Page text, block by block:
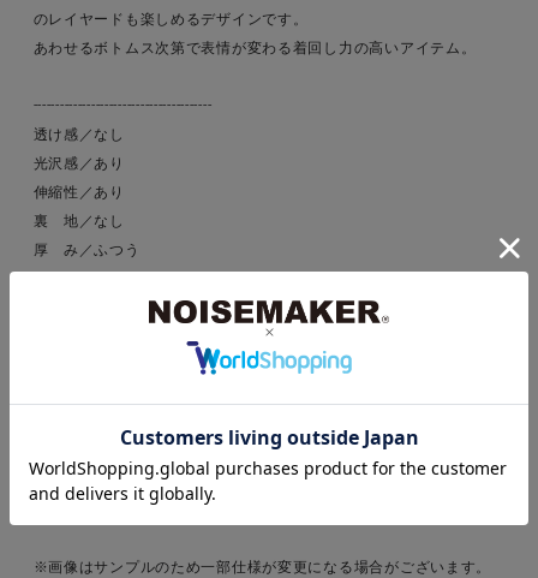
のレイヤードも楽しめるデザインです。
あわせるボトムス次第で表情が変わる着回し力の高いアイテム。
----------------------------------------
透け感／なし
光沢感／あり
伸縮性／あり
裏 地／なし
厚 み／ふつう
＊適正量生産で私たちにできることからサスティナブルに取り組ん
駄に廃棄されることがないように、適正量をできる限り国内で生産
しています。"作りすぎない"ことで、完売となりお届けまでにお時
間を頂戴する場合もございますがご了承いただけますと幸いです。
※画像はサンプルのため一部仕様が変更になる場合がございます。